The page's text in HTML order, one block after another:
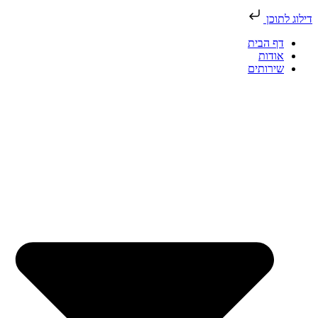
דילוג לתוכן
דף הבית
אודות
שירותים